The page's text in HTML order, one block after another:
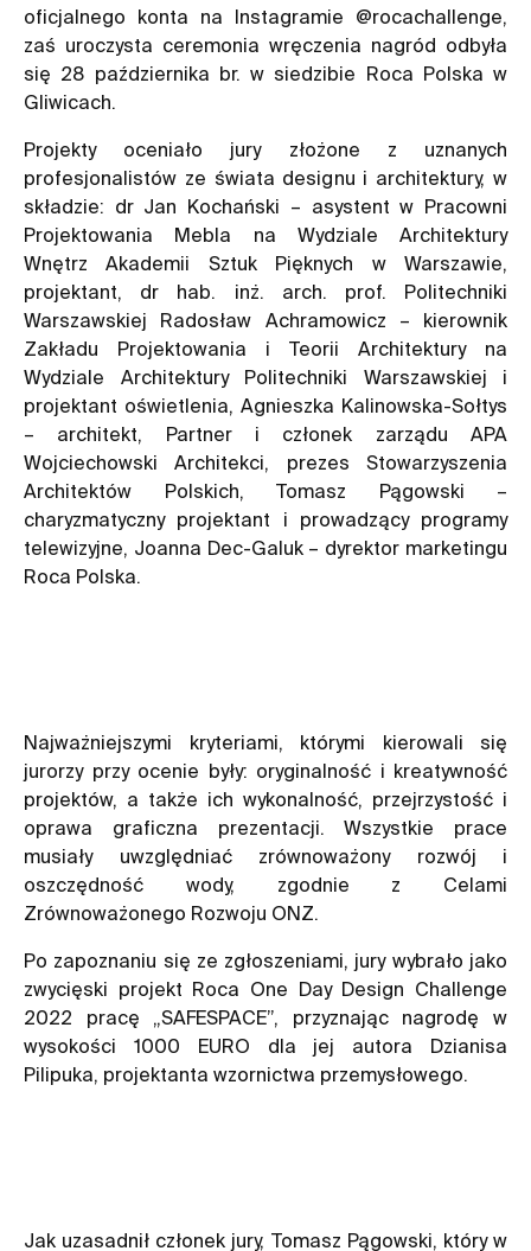
oficjalnego konta na Instagramie @rocachallenge,
zaś uroczysta ceremonia wręczenia nagród odbyła
się 28 października br. w siedzibie Roca Polska w
Gliwicach.
Projekty oceniało jury złożone z uznanych
profesjonalistów ze świata designu i architektury, w
składzie: dr Jan Kochański – asystent w Pracowni
Projektowania Mebla na Wydziale Architektury
Wnętrz Akademii Sztuk Pięknych w Warszawie,
projektant, dr hab. inż. arch. prof. Politechniki
Warszawskiej Radosław Achramowicz – kierownik
Zakładu Projektowania i Teorii Architektury na
Wydziale Architektury Politechniki Warszawskiej i
projektant oświetlenia, Agnieszka Kalinowska-Sołtys
– architekt, Partner i członek zarządu APA
Wojciechowski Architekci, prezes Stowarzyszenia
Architektów Polskich, Tomasz Pągowski –
charyzmatyczny projektant i prowadzący programy
telewizyjne, Joanna Dec-Galuk – dyrektor marketingu
Roca Polska.
Najważniejszymi kryteriami, którymi kierowali się
jurorzy przy ocenie były: oryginalność i kreatywność
projektów, a także ich wykonalność, przejrzystość i
oprawa graficzna prezentacji. Wszystkie prace
musiały uwzględniać zrównoważony rozwój i
oszczędność wody, zgodnie z Celami
Zrównoważonego Rozwoju ONZ.
Po zapoznaniu się ze zgłoszeniami, jury wybrało jako
zwycięski projekt Roca One Day Design Challenge
2022 pracę „SAFESPACE”, przyznając nagrodę w
wysokości 1000 EURO dla jej autora Dzianisa
Pilipuka, projektanta wzornictwa przemysłowego.
Jak uzasadnił członek jury, Tomasz Pągowski, który w